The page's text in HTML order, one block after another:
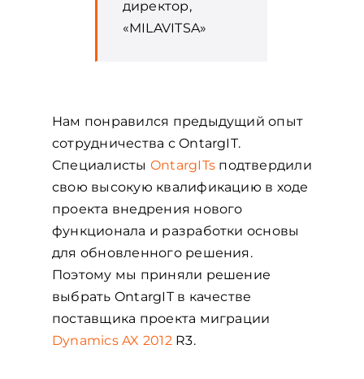
директор,
«MILAVITSA»
Нам понравился предыдущий опыт
сотрудничества с OntargIT.
Специалисты OntargITs подтвердили
свою высокую квалификацию в ходе
проекта внедрения нового
функционала и разработки основы
для обновленного решения.
Поэтому мы приняли решение
выбрать OntargIT в качестве
поставщика проекта миграции
Dynamics AX 2012R3.